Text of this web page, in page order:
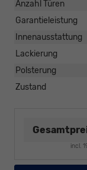
Anzahl Türen
Garantieleistung
Innenausstattung
Lackierung
Polsterung
Zustand
incl.